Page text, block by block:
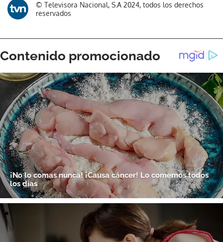
Gracias por suscribirte a nuestro boletín.
ACEPTAR
© Televisora Nacional, S.A 2024, todos los derechos
reservados